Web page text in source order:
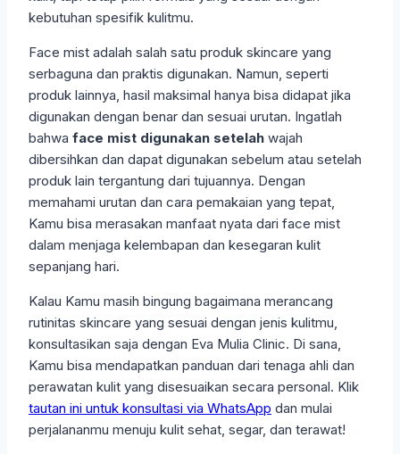
kebutuhan spesifik kulitmu.
Face mist adalah salah satu produk skincare yang
serbaguna dan praktis digunakan. Namun, seperti
produk lainnya, hasil maksimal hanya bisa didapat jika
digunakan dengan benar dan sesuai urutan. Ingatlah
bahwa face mist digunakan setelah wajah
dibersihkan dan dapat digunakan sebelum atau setelah
produk lain tergantung dari tujuannya. Dengan
memahami urutan dan cara pemakaian yang tepat,
Kamu bisa merasakan manfaat nyata dari face mist
dalam menjaga kelembapan dan kesegaran kulit
sepanjang hari.
Kalau Kamu masih bingung bagaimana merancang
rutinitas skincare yang sesuai dengan jenis kulitmu,
konsultasikan saja dengan Eva Mulia Clinic. Di sana,
Kamu bisa mendapatkan panduan dari tenaga ahli dan
perawatan kulit yang disesuaikan secara personal. Klik
tautan ini untuk konsultasi via WhatsApp dan mulai
perjalananmu menuju kulit sehat, segar, dan terawat!